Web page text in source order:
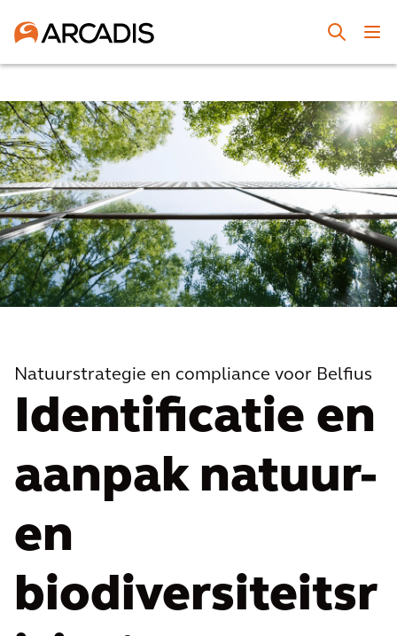
Natuurstrategie en compliance voor Belfius
Identificatie en
aanpak natuur-
en
biodiversiteitsr